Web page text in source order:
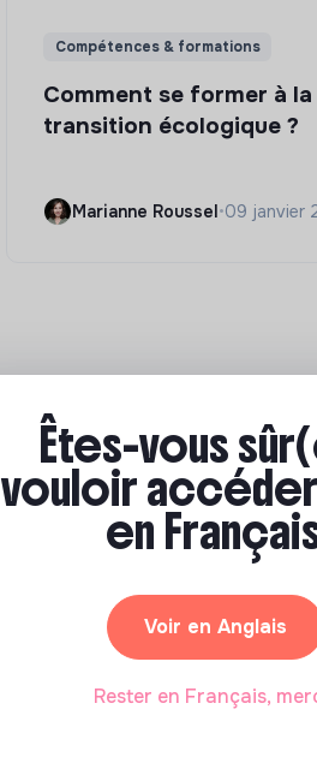
Compétences & formations
Comment se former à la
transition écologique ?
Marianne Roussel•09 janvier
Êtes-vous
vouloir
en
Voir en Anglais
Rester en Français,